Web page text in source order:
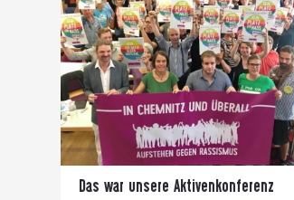
Das war unsere Aktivenkonferenz